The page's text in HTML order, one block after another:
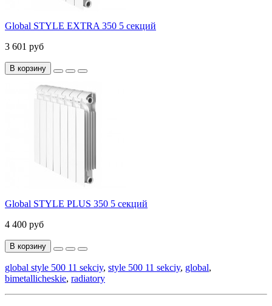
Global STYLE EXTRA 350 5 секций
3 601 руб
В корзину
Global STYLE PLUS 350 5 секций
4 400 руб
В корзину
global style 500 11 sekciy, style 500 11 sekciy, global,
bimetallicheskie, radiatory